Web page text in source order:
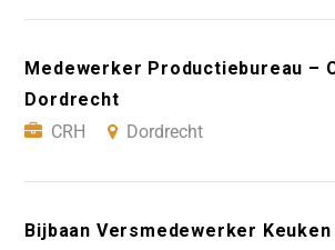
Medewerker Productiebureau –
Dordrecht
CRH
Dordrecht
Bijbaan Versmedewerker Keuken